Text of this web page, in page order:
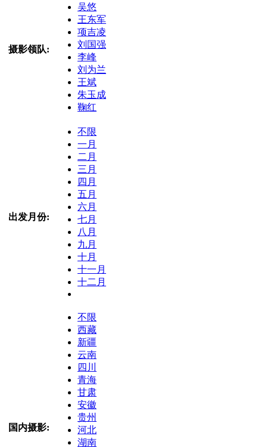
摄影领队:
吴悠
王东军
项吉凌
刘国强
李峰
刘为兰
王斌
朱玉成
鞠红
出发月份:
不限
一月
二月
三月
四月
五月
六月
七月
八月
九月
十月
十一月
十二月
国内摄影:
不限
西藏
新疆
云南
四川
青海
甘肃
安徽
贵州
河北
湖南